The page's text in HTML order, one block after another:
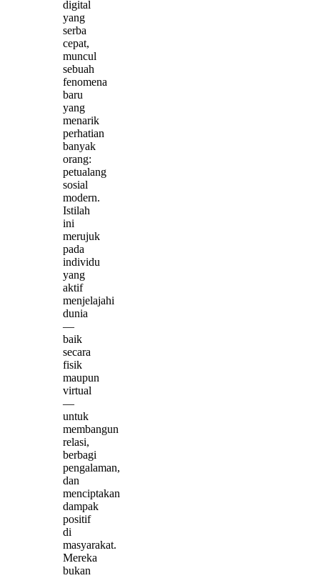
digital
yang
serba
cepat,
muncul
sebuah
fenomena
baru
yang
menarik
perhatian
banyak
orang:
petualang
sosial
modern.
Istilah
ini
merujuk
pada
individu
yang
aktif
menjelajahi
dunia
—
baik
secara
fisik
maupun
virtual
—
untuk
membangun
relasi,
berbagi
pengalaman,
dan
menciptakan
dampak
positif
di
masyarakat.
Mereka
bukan